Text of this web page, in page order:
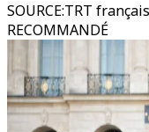
SOURCE:TRT
RECOMMANDÉ